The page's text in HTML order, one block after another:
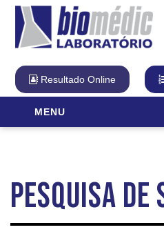
Resultado Online
MENU
Diferencial Biomédic
Qualidade
Cartão Fidelidade
Pesquisa